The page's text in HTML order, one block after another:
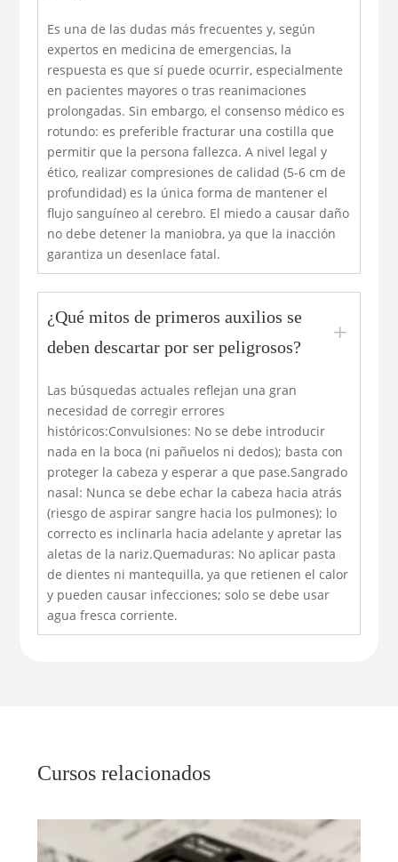
Es una de las dudas más frecuentes y, según
expertos en medicina de emergencias, la
respuesta es que sí puede ocurrir, especialmente
en pacientes mayores o tras reanimaciones
prolongadas. Sin embargo, el consenso médico es
rotundo: es preferible fracturar una costilla que
permitir que la persona fallezca. A nivel legal y
ético, realizar compresiones de calidad (5-6 cm de
profundidad) es la única forma de mantener el
flujo sanguíneo al cerebro. El miedo a causar daño
no debe detener la maniobra, ya que la inacción
garantiza un desenlace fatal.
¿Qué mitos de primeros auxilios se
deben descartar por ser peligrosos?
L
Las búsquedas actuales reflejan una gran
necesidad de corregir errores
históricos:Convulsiones: No se debe introducir
nada en la boca (ni pañuelos ni dedos); basta con
proteger la cabeza y esperar a que pase.Sangrado
nasal: Nunca se debe echar la cabeza hacia atrás
(riesgo de aspirar sangre hacia los pulmones); lo
correcto es inclinarla hacia adelante y apretar las
aletas de la nariz.Quemaduras: No aplicar pasta
de dientes ni mantequilla, ya que retienen el calor
y pueden causar infecciones; solo se debe usar
agua fresca corriente.
Cursos relacionados